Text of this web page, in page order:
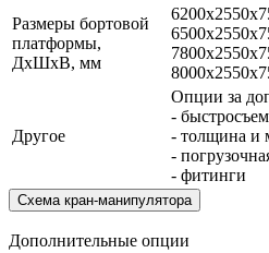
Размеры бортовой
платформы,
ДхШхВ, мм
Другое
Опции за
-
- толщина и
-
- фитинги
Схема кран-манипулятора
Дополнительные опции